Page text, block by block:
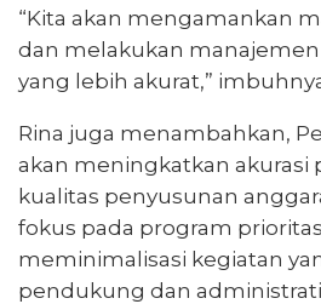
“Kita akan mengamankan
dan melakukan manajemen
yang lebih akurat,”
Rina juga menambahkan,
akan meningkatkan akurasi
kualitas penyusunan
fokus pada program
meminimalisasi kegiatan
pendukung dan